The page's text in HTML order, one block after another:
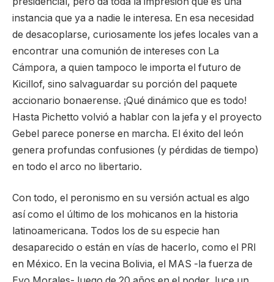
instancia que ya a nadie le interesa. En esa necesidad
de desacoplarse, curiosamente los jefes locales van a
encontrar una comunión de intereses con La
Cámpora, a quien tampoco le importa el futuro de
Kicillof, sino salvaguardar su porción del paquete
accionario bonaerense. ¡Qué dinámico que es todo!
Hasta Pichetto volvió a hablar con la jefa y el proyecto
Gebel parece ponerse en marcha. El éxito del león
genera profundas confusiones (y pérdidas de tiempo)
en todo el arco no libertario.
Con todo, el peronismo en su versión actual es algo
así como el último de los mohicanos en la historia
latinoamericana. Todos los de su especie han
desaparecido o están en vías de hacerlo, como el PRI
en México. En la vecina Bolivia, el MAS -la fuerza de